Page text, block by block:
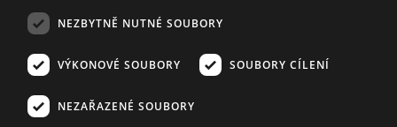
© 2008–2026 EMPRESA MEDIA, a.s. Všechna práva vyhrazena.
Zásady ochrany osobních a dalších zpracovávaných údajů
NEZBYTNĚ NUTNÉ SOUBORY
VÝKONOVÉ SOUBORY SOUBORY CÍLENÍ
NEZAŘAZENÉ SOUBORY